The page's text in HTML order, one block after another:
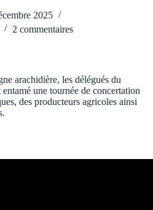
2025
2 commentaires
arachidière, les délégués du
une tournée de concertation
des producteurs agricoles ainsi